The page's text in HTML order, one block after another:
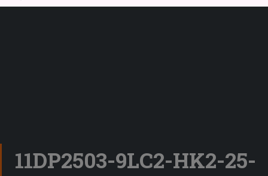
11DP2503-9LC2-HK2-25-